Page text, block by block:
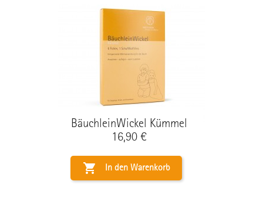
BäuchleinWickel Kümmel
Preis
16,90 €
 In den Warenkorb